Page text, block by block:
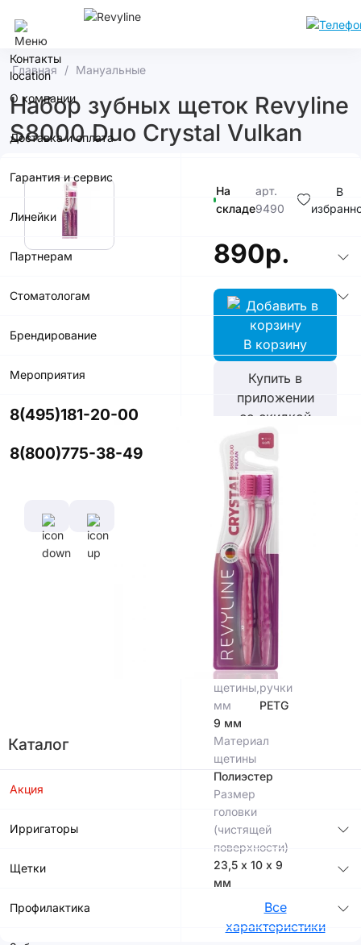
Контакты
О компании
Доставка и оплата
Гарантия и сервис
Линейки
Партнерам
Стоматологам
Брендирование
Мероприятия
8(495)181-20-00
8(800)775-38-49
Каталог
Акция
Ирригаторы
Щетки
Профилактика
Главная Мануальные
Набор зубных щеток Revyline
S8000 Duo Crystal Vulkan
На
складе
арт.
9490
В
890р.
В корзину
Купить в
приложении
со скидкой
Цвет
Характеристики
Диаметр
щетины,
мм
0,102 мм
Длина
ручки,
см
16,5
см
Длина
щетины,
мм
9 мм
Материал
ручки
PETG
Материал
щетины
Полиэстер
Размер
головки
(чистящей
поверхности)
23,5 х 10 х 9
мм
Все
характеристики